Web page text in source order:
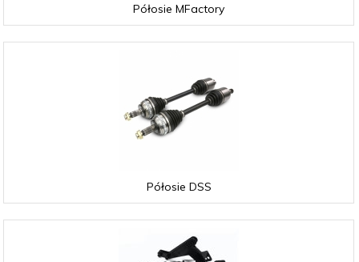
Półosie MFactory
Półosie DSS